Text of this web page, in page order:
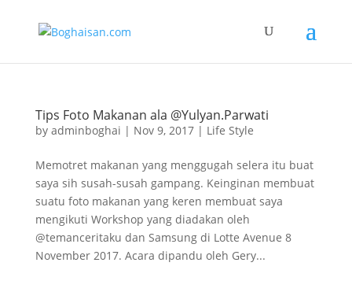
Tips Foto Makanan ala @Yulyan.Parwati
by adminboghai | Nov 9, 2017| Life Style
Memotret makanan yang menggugah selera itu buat
saya sih susah-susah gampang. Keinginan membuat
suatu foto makanan yang keren membuat saya
mengikuti Workshop yang diadakan oleh
@temanceritaku dan Samsung di Lotte Avenue 8
November 2017. Acara dipandu oleh Gery...